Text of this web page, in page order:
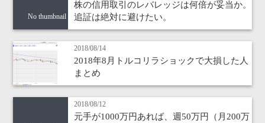
No thumbnail
株の信用取引のレバレッジは何倍が妥当か。
追証は絶対に避けたい。
2018/08/14
2018年8月トルコリラショックで大損した人
まとめ
2018/08/12
元手が1000万円あれば、週50万円（月200万